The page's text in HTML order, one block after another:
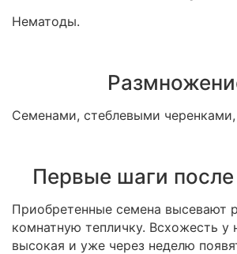
Нематоды.
Семенами, стеблевыми
Первые шаги после
Приобретенные семена высевают
комнатную тепличку. Всхожесть у
высокая и уже через неделю